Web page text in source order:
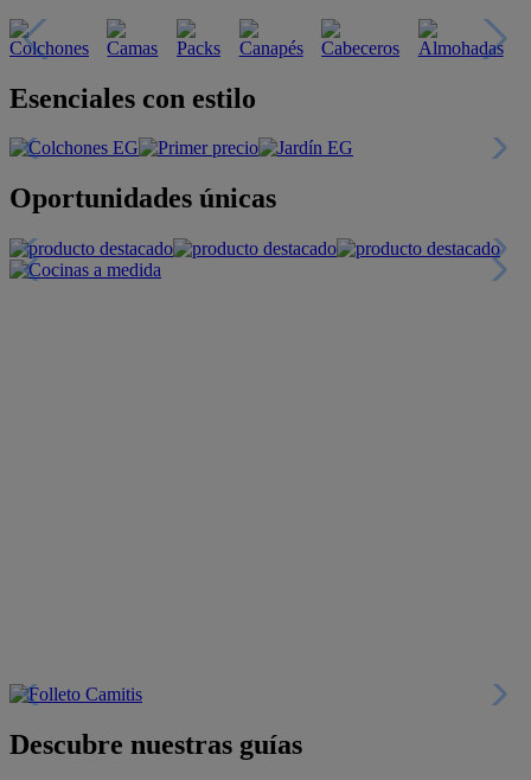
Esenciales con estilo
Oportunidades únicas
Descubre nuestras guías